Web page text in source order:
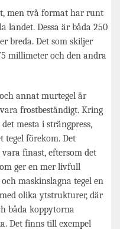
men två format har runt
landet. Dessa är båda 250
breda. Det som skiljer
millimeter och den andra
annat murtegel är
frostbeständigt. Kring
mesta i strängpress,
tegel förekom. Det
vara finast, eftersom det
ger en mer livfull
maskinslagna tegel en
olika ytstrukturer, där
båda koppytorna
Det finns till exempel